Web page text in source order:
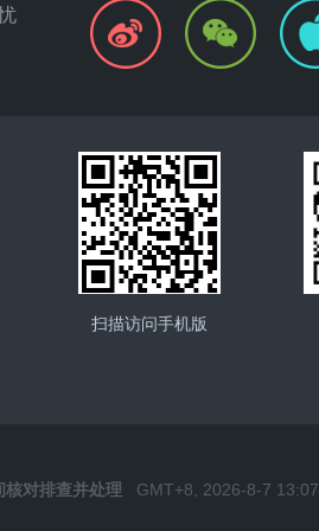
扫描访问手机版
对排查并处理 GMT+8, 2026-8-7 13:07